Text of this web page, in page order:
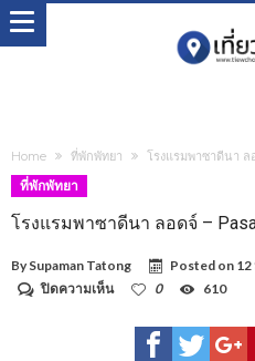
Home ที่พักพัทยา โรงแรมพาซาดีนา ล
ที่พักพัทยา
โรงแรมพาซาดีนา ลอดจ์ –
By Supaman Tatong Posted on
ปิดความเห็นบน
0 610